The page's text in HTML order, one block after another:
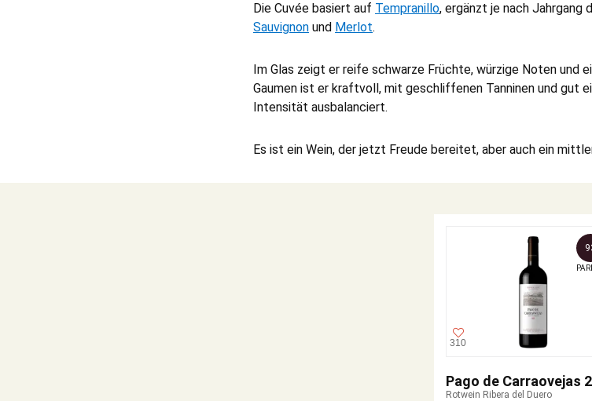
Die Cuvée basiert auf Tempranillo, ergänzt je nach Jahrgang
Sauvignon und Merlot.
Im Glas zeigt er reife schwarze Früchte, würzige Noten und
Gaumen ist er kraftvoll, mit geschliffenen Tanninen und gut
Intensität ausbalanciert.
Es ist ein Wein, der jetzt Freude bereitet, aber auch ein
310
Pago de Carraovejas
Rotwein Ribera del Duero